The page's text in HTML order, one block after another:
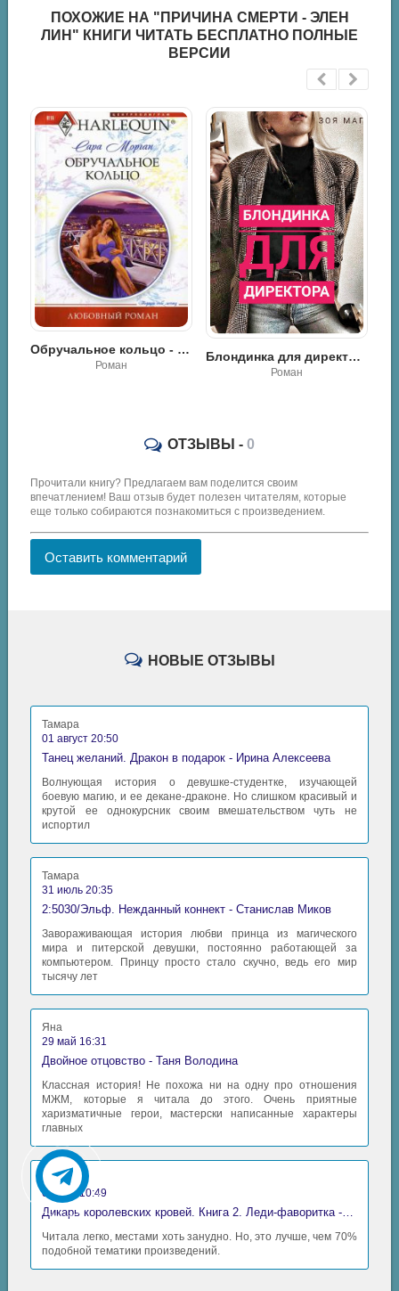
ПОХОЖИЕ НА "ПРИЧИНА СМЕРТИ - ЭЛЕН
ЛИН" КНИГИ ЧИТАТЬ БЕСПЛАТНО ПОЛНЫЕ
ВЕРСИИ
Обручальное кольцо - Сара Морган
Роман
Блондинка для директора - Зоя Маг
Роман
ОТЗЫВЫ - 0
Прочитали книгу? Предлагаем вам поделится своим
впечатлением! Ваш отзыв будет полезен читателям, которые
еще только собираются познакомиться с произведением.
Оставить комментарий
НОВЫЕ ОТЗЫВЫ
Тамара
01 август 20:50
Танец желаний. Дракон в подарок - Ирина Алексеева
Волнующая история о девушке-студентке, изучающей
боевую магию, и ее декане-драконе. Но слишком красивый и
крутой ее однокурсник своим вмешательством чуть не
испортил
Тамара
31 июль 20:35
2:5030/Эльф. Нежданный коннект - Станислав Миков
Завораживающая история любви принца из магического
мира и питерской девушки, постоянно работающей за
компьютером. Принцу просто стало скучно, ведь его мир
тысячу лет
Яна
29 май 16:31
Двойное отцовство - Таня Володина
Классная история! Не похожа ни на одну про отношения
МЖМ, которые я читала до этого. Очень приятные
харизматичные герои, мастерски написанные характеры
главных
Аида
06 май 10:49
Читала легко, местами хоть занудно. Но, это лучше, чем 70%
подобной тематики произведений.